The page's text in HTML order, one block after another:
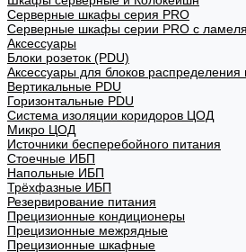
Серверные шкафы серия PRO
Серверные шкафы серии PRO с
Аксессуары
Блоки розеток (PDU)
Аксессуары для блоков распределения
Вертикальные PDU
Горизонтальные PDU
Система изоляции коридоров ЦОД
Микро ЦОД
Источники бесперебойного питания
Стоечные ИБП
Напольные ИБП
Трёхфазные ИБП
Резервирование питания
Прецизионные кондиционеры
Прецизионные межрядные
Прецизионные шкафные